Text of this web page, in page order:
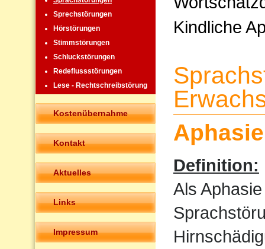
Sprechstörungen
Hörstörungen
Stimmstörungen
Schluckstörungen
Redeflussstörungen
Lese - Rechtschreibstörung
Kostenübernahme
Kontakt
Aktuelles
Links
Impressum
Kindliche
Aphasie
Definition:
Als